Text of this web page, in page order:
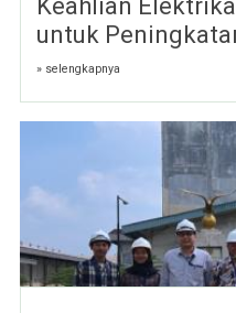
Keahlian
untuk
» selengkapnya